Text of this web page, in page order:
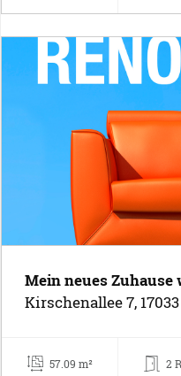
Mein neues
Kirschenallee 7,
57.09 m² 2